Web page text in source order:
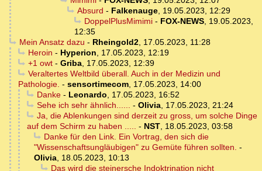
Absurd - Falkenauge, 19.05.2023, 12:29
DoppelPlusMimimi- FOX-NEWS, 19.05.2023,
12:35
Mein Ansatz dazu - Rheingold2, 17.05.2023, 11:28
Heroin - Hyperion
17.05.2023, 12:19
+1 owt- Griba, 17.05.2023, 12:39
Veraltertes Weltbild überall. Auch in der Medizin und
Pathologie. - sensortimecom 17.05.2023, 14:00
Danke- Leonardo
17.05.2023, 16:52
Sehe ich sehr ähnlich......
- Olivia, 17.05.2023, 21:24
Ja, die Ablenkungen sind derzeit zu gross, um solche Dinge
auf dem Schirm zu haben .....
- NST 18.05.2023, 03:58
Danke für den Link. Ein Vortrag, den sich die
"Wissenschaftsungläubigen" zu Gemüte führen sollten. -
Olivia 18.05.2023, 10:13
Das wird die steinersche Indoktrination nicht